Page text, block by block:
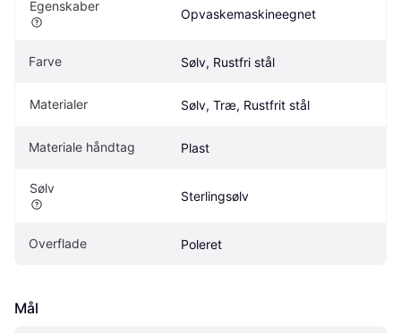
Egenskaber
Opvaskemaskineegnet
Farve Sølv, Rustfri stål
Materialer Sølv, Træ, Rustfrit stål
Materiale håndtag Plast
Sølv
Sterlingsølv
Overflade Poleret
Mål